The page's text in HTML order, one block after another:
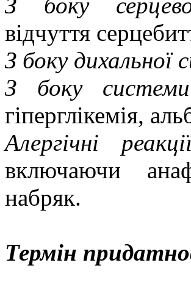
відчуття
З боку дихальної
З боку
гіперглікемія,
Алергічні
включаючи
набряк.
Термін